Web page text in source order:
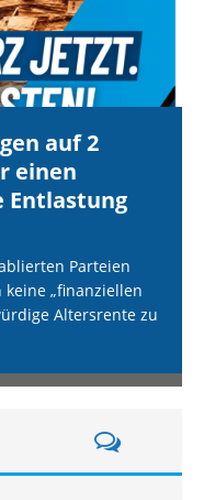
auf 2
einen
Entlastung
Parteien
keine „finanziellen
Altersrente zu